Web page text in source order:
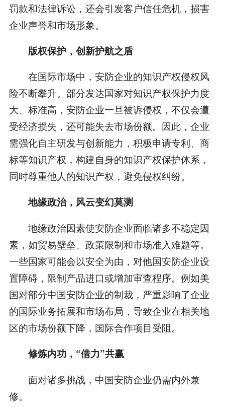
罚款和法律诉讼，还会引发客户信任危机，损害
企业声誉和市场形象。
版权保护，创新护航之盾
在国际市场中，安防企业的知识产权侵权风
险不断攀升。部分发达国家对知识产权保护力度
大、标准高，安防企业一旦被诉侵权，不仅会遭
受经济损失，还可能失去市场份额。因此，企业
需强化自主研发与创新能力，积极申请专利、商
标等知识产权，构建自身的知识产权保护体系，
同时尊重他人的知识产权，避免侵权纠纷。
地缘政治，风云变幻莫测
地缘政治因素使安防企业面临诸多不稳定因
素，如贸易壁垒、政策限制和市场准入难题等。
一些国家可能会以安全为由，对他国安防企业设
置障碍，限制产品进口或增加审查程序。例如美
国对部分中国安防企业的制裁，严重影响了企业
的国际业务拓展和市场布局，导致企业在相关地
区的市场份额下降，国际合作项目受阻。
修炼内功，“借力”共赢
面对诸多挑战，中国安防企业仍需内外兼
修。